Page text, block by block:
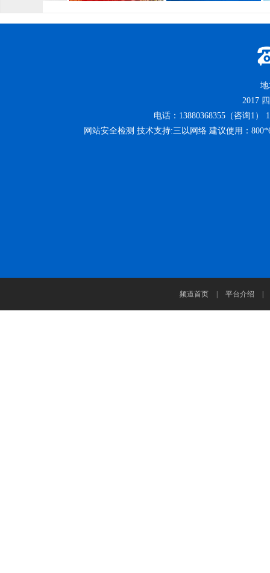
2017
电话：13880368355（咨询1）
网站安全检测 技术支持:三以网络 建议使用：
频道首页 | 平台介绍 |